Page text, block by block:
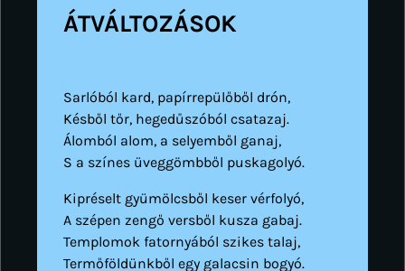
ÁTVÁLTOZÁSOK
Sarlóból kard, papírrepülőből drón,
Késből tőr, hegedűszóból csatazaj.
Álomból alom, a selyemből ganaj,
S a színes üveggömbből puskagolyó.
Kipréselt gyümölcsből keser vérfolyó,
A szépen zengő versből kusza gabaj.
Templomok fatornyából szikes talaj,
Termőföldünkből egy galacsin bogyó.